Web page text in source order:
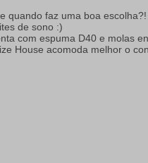
quando faz uma boa
de sono :)
com espuma D40 e molas
House acomoda melhor o